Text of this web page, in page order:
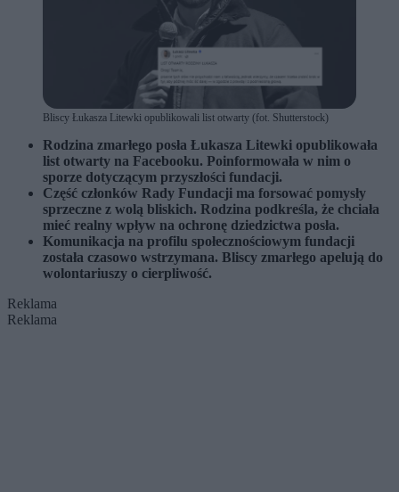
Bliscy Łukasza Litewki opublikowali list otwarty (fot. Shutterstock)
Rodzina zmarłego posła Łukasza Litewki opublikowała
list otwarty na Facebooku. Poinformowała w nim o
sporze dotyczącym przyszłości fundacji.
Część członków Rady Fundacji ma forsować pomysły
sprzeczne z wolą bliskich. Rodzina podkreśla, że chciała
mieć realny wpływ na ochronę dziedzictwa posła.
Komunikacja na profilu społecznościowym fundacji
została czasowo wstrzymana. Bliscy zmarłego apelują do
wolontariuszy o cierpliwość.
Reklama
Reklama